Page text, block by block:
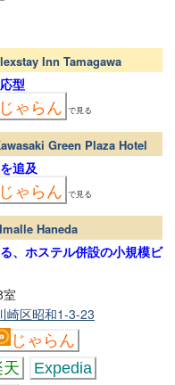
Inn Tamagawa
型
じゃらん で見る
Green Plaza Hotel
追及
じゃらん で見る
Haneda
、ホステル併設の小規模ビ
崎区昭和1-3-23
じゃらん
天
Expedia